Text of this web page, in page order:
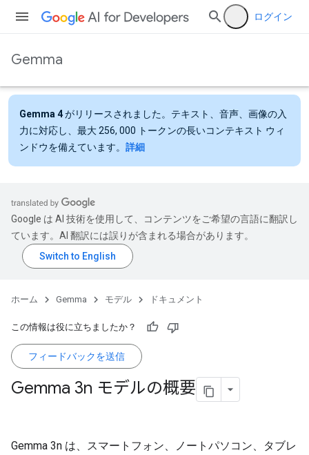
ログイン
Gemma
Gemma 4がリリースされました。テキスト、音声、画像の入
力に対応し、最大 256, 000 トークンの長いコンテキスト ウィ
ンドウを備えています。 詳細
Google は AI 技術を使用して、コンテンツをご希望の言語に翻訳し
ています。AI 翻訳には誤りが含まれる場合があります。
ホーム Gemma モデル ドキュメント
この情報は役に立ちましたか？
フィードバックを送信
Gemma 3n モデルの概要
Gemma 3n は、スマートフォン、ノートパソコン、タブレ